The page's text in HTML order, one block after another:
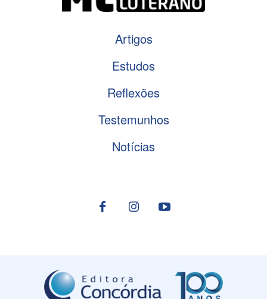
Artigos
Estudos
Reflexões
Testemunhos
Notícias